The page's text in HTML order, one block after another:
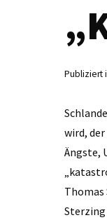
Publiziert
wird,
Ängste,
Thomas
Sterzing